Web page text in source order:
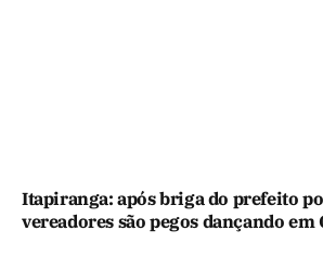
Itapiranga: após briga do prefeito
vereadores são pegos dançando em